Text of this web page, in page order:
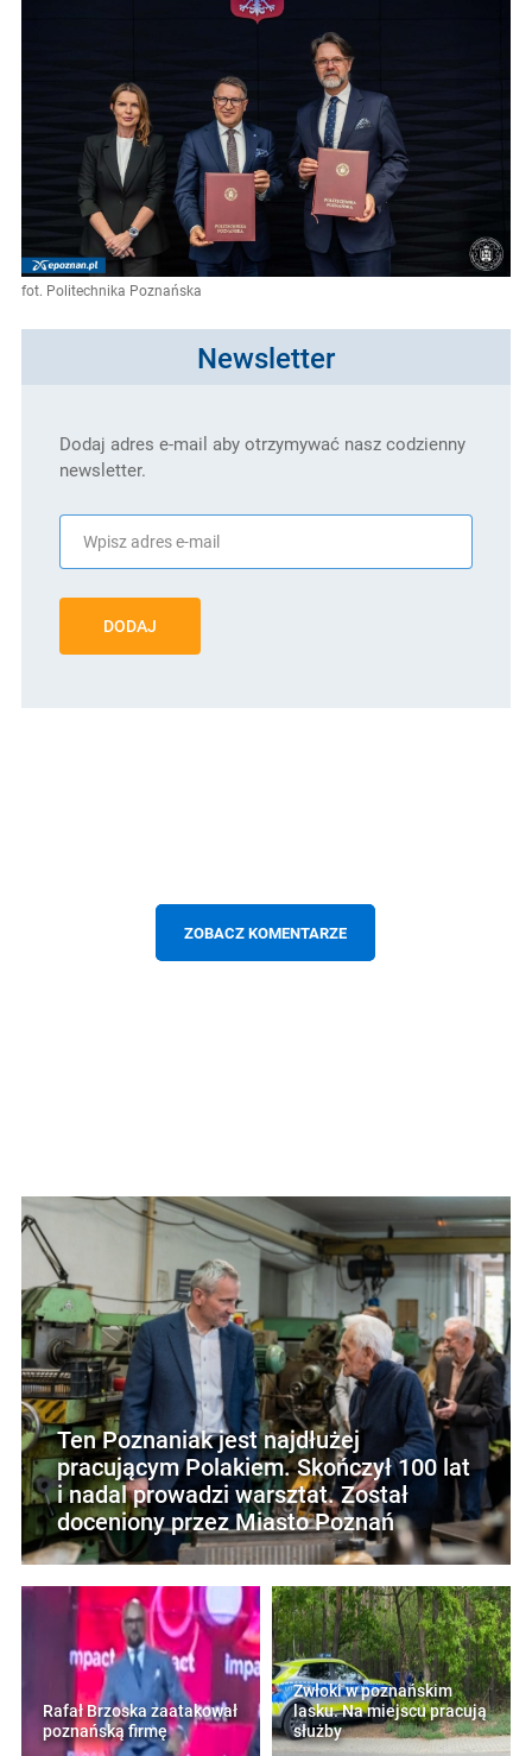
fot. Politechnika Poznańska
Newsletter
Dodaj adres e-mail aby otrzymywać nasz codzienny
newsletter.
DODAJ
ZOBACZ KOMENTARZE
Ten Poznaniak jest najdłużej
pracującym Polakiem. Skończył 100 lat
i nadal prowadzi warsztat. Został
doceniony przez Miasto Poznań
Rafał Brzoska zaatakował
poznańską firmę
Zwłoki w poznańskim
lasku. Na miejscu pracują
służby